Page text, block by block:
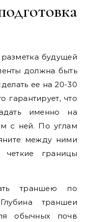
будущей
должна быть
ее на 20-30
гарантирует, что
именно на
с ней. По углам
между ними
границы
траншею по
траншеи
обычных почв